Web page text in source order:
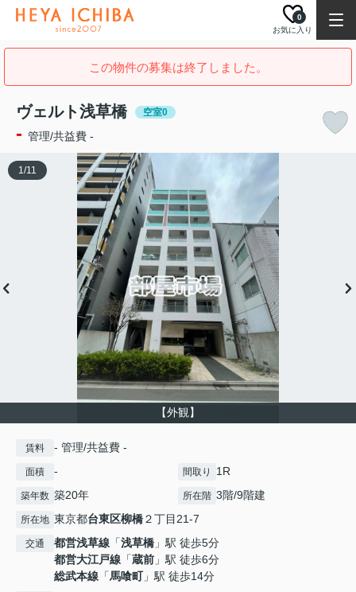
お気に入り
0
この物件の募集は終了しました。
ヴェルト浅草橋 空室0
- 管理/共益費 -
【外観】
1/11
賃料 - 管理/共益費 -
面積 - 間取り 1R
築年数 築20年 所在階 3階/9階建
所在地 東京都台東区柳橋２丁目21-7
交通 都営浅草線 「浅草橋 」駅 徒歩5分
都営大江戸線 「蔵前 」駅 徒歩6分
総武本線 「馬喰町」駅 徒歩14分